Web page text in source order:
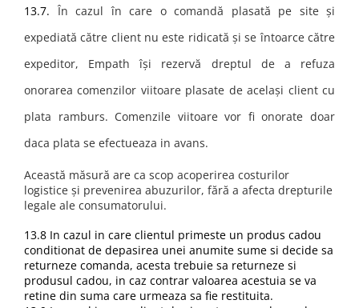
13.7. În cazul în care o comandă plasată pe site și
expediată către client nu este ridicată și se întoarce către
expeditor, Empath își rezervă dreptul de a refuza
onorarea comenzilor viitoare plasate de același client cu
plata ramburs. Comenzile viitoare vor fi onorate doar
daca plata se efectueaza in avans.
Această măsură are ca scop acoperirea costurilor
logistice și prevenirea abuzurilor, fără a afecta drepturile
legale ale consumatorului.
13.8 In cazul in care clientul primeste un produs cadou
conditionat de depasirea unei anumite sume si decide sa
returneze comanda, acesta trebuie sa returneze si
produsul cadou, in caz contrar valoarea acestuia se va
retine din suma care urmeaza sa fie restituita.